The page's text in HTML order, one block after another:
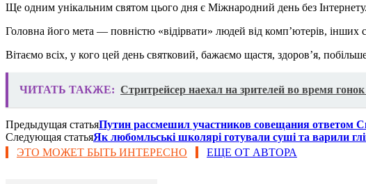
Ще одним унікальним святом цього дня є Міжнародний день без Інтернету.
Головна його мета — повністю «відірвати» людей від комп’ютерів,
Вітаємо всіх, у кого цей день святковий, бажаємо щастя, здоров’я,
ЧИТАТЬ ТАКЖЕ: Стритрейсер наехал на зрителей во время
Предыдущая статьяПутин рассмешил участников совещания ответом
Следующая статьяЯк любомльські школярі готували суші та варили
ЭТО МОЖЕТ БЫТЬ ИНТЕРЕСНО
ЕЩЕ ОТ АВТОРА